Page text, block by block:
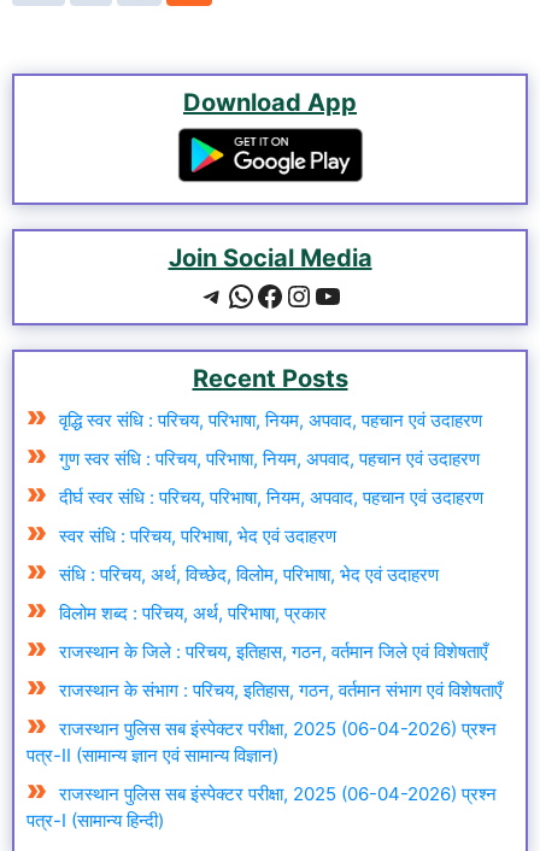
Download App
Join Social Media
Telegram
WhatsApp
Facebook
Instagram
YouTube
Recent Posts
वृद्धि स्वर संधि : परिचय, परिभाषा, नियम, अपवाद, पहचान एवं उदाहरण
गुण स्वर संधि : परिचय, परिभाषा, नियम, अपवाद, पहचान एवं उदाहरण
दीर्घ स्वर संधि : परिचय, परिभाषा, नियम, अपवाद, पहचान एवं उदाहरण
स्वर संधि : परिचय, परिभाषा, भेद एवं उदाहरण
संधि : परिचय, अर्थ, विच्छेद, विलोम, परिभाषा, भेद एवं उदाहरण
विलोम शब्द : परिचय, अर्थ, परिभाषा, प्रकार
राजस्थान के जिले : परिचय, इतिहास, गठन, वर्तमान जिले एवं विशेषताएँ
राजस्थान के संभाग : परिचय, इतिहास, गठन, वर्तमान संभाग एवं विशेषताएँ
राजस्थान पुलिस सब इंस्पेक्टर परीक्षा, 2025 (06-04-2026) प्रश्न
पत्र-II (सामान्य ज्ञान एवं सामान्य विज्ञान)
राजस्थान पुलिस सब इंस्पेक्टर परीक्षा, 2025 (06-04-2026) प्रश्न
पत्र-I (सामान्य हिन्दी)